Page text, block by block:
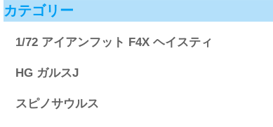
カテゴリー
1/72 アイアンフット F4X ヘイスティ
HG ガルスJ
スピノサウルス